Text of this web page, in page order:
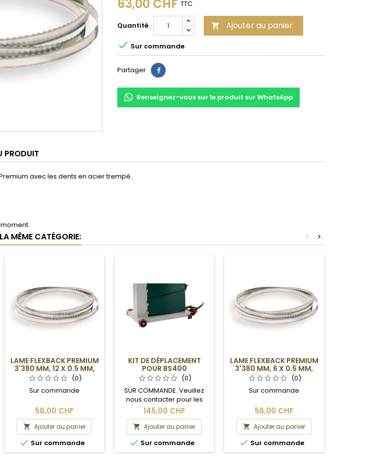
63,00 CHF TTC
Quantité  Ajouter au panier
 Sur commande
Partager Partager
Renseignez-vous sur le produit sur WhatsApp
PRODUIT
avec les dents en acier trempé.
MÊME CATÉGORIE: >
<
LAME FLEXBACK PREMIUM
3'380 MM, 12 X 0.5 MM,
4DPP
(0)
Sur commande
58,00 CHF
 Ajouter au panier
 Sur commande
KIT DE DÉPLACEMENT
POUR BS400
(0)
SUR COMMANDE. Veuillez
nous contacter pour les
délais de livraison et les
frais de port.
145,00 CHF
 Ajouter au panier
 Sur commande
LAME FLEXBACK PREMIUM
3'380 MM, 6 X 0.5 MM,
6DPP
(0)
Sur commande
56,00 CHF
 Ajouter au panier
 Sur commande